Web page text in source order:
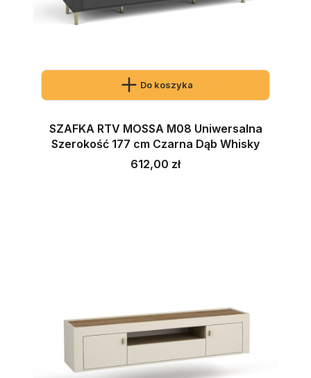
Do koszyka
SZAFKA RTV MOSSA M08 Uniwersalna
Szerokość 177 cm Czarna Dąb Whisky
Cena
612,00 zł